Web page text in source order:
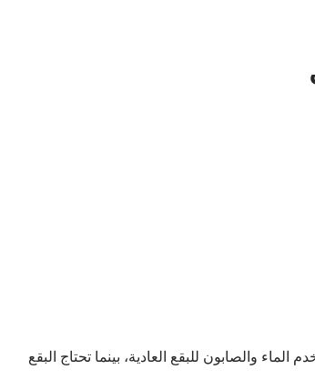
والصابون للبقع العادية، بينما تحتاج البقع